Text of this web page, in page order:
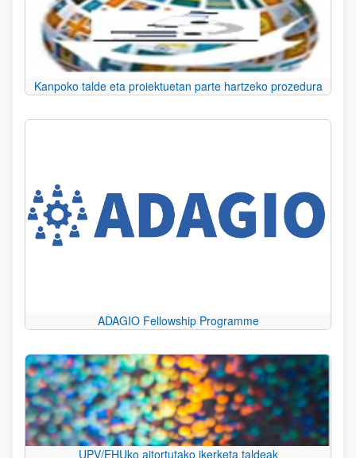
Kanpoko talde eta proiektuetan parte hartzeko prozedura
ADAGIO Fellowship Programme
UPV/EHUko aitortutako ikerketa taldeak